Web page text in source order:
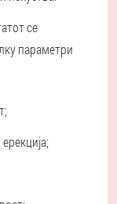
се
параметри